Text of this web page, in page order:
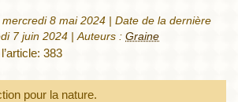
mercredi 8 mai 2024 | Date de la dernière
7 juin 2024 |Auteurs :Graine
383
pour la nature.